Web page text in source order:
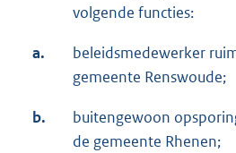
volgende functies:
a.
beleidsmedewerker
gemeente Renswoude;
b.
buitengewoon
de gemeente Rhenen;